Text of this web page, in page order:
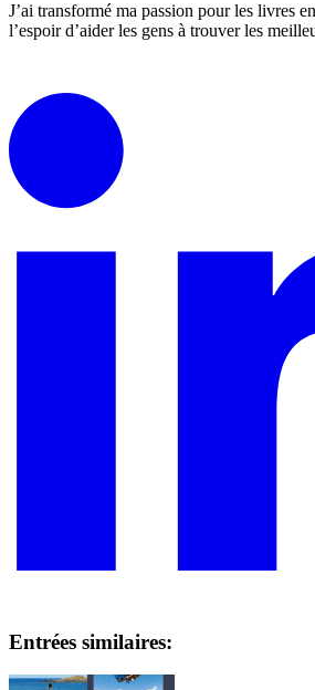
J’ai transformé ma passion pour les livres
l’espoir d’aider les gens à trouver les
Entrées similaires: